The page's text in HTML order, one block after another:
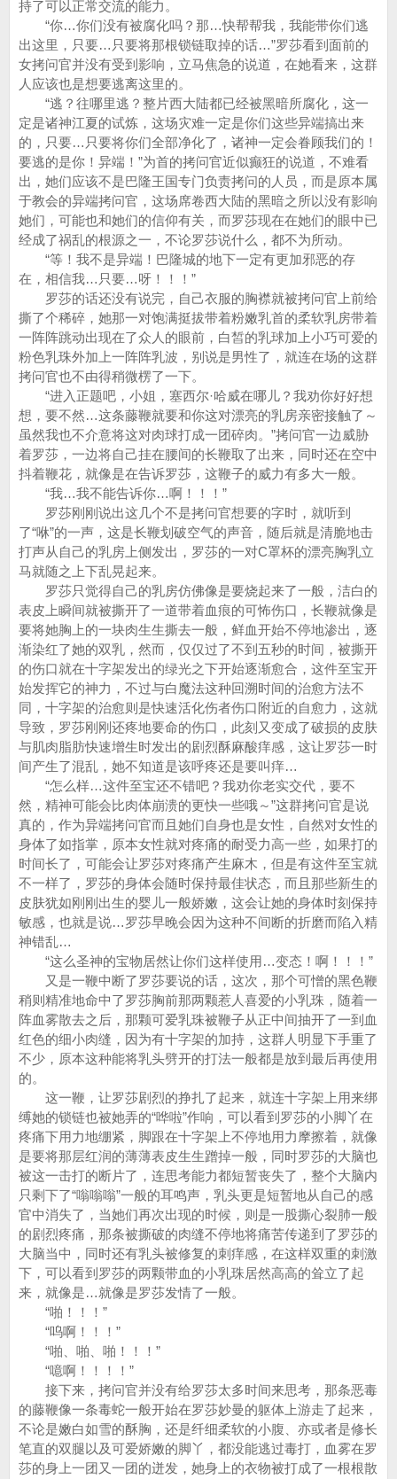
持了可以正常交流的能力。
“你…你们没有被腐化吗？那…快帮帮我，我能带你们逃
出这里，只要…只要将那根锁链取掉的话…”罗莎看到面前的
女拷问官并没有受到影响，立马焦急的说道，在她看来，这群
人应该也是想要逃离这里的。
“逃？往哪里逃？整片西大陆都已经被黑暗所腐化，这一
定是诸神江夏的试炼，这场灾难一定是你们这些异端搞出来
的，只要…只要将你们全部净化了，诸神一定会眷顾我们的！
要逃的是你！异端！”为首的拷问官近似癫狂的说道，不难看
出，她们应该不是巴隆王国专门负责拷问的人员，而是原本属
于教会的异端拷问官，这场席卷西大陆的黑暗之所以没有影响
她们，可能也和她们的信仰有关，而罗莎现在在她们的眼中已
经成了祸乱的根源之一，不论罗莎说什么，都不为所动。
“等！我不是异端！巴隆城的地下一定有更加邪恶的存
在，相信我…只要…呀！！！”
罗莎的话还没有说完，自己衣服的胸襟就被拷问官上前给
撕了个稀碎，她那一对饱满挺拔带着粉嫩乳首的柔软乳房带着
一阵阵跳动出现在了众人的眼前，白皙的乳球加上小巧可爱的
粉色乳珠外加上一阵阵乳波，别说是男性了，就连在场的这群
拷问官也不由得稍微楞了一下。
“进入正题吧，小姐，塞西尔·哈威在哪儿？我劝你好好想
想，要不然…这条藤鞭就要和你这对漂亮的乳房亲密接触了～
虽然我也不介意将这对肉球打成一团碎肉。”拷问官一边威胁
着罗莎，一边将自己挂在腰间的长鞭取了出来，同时还在空中
抖着鞭花，就像是在告诉罗莎，这鞭子的威力有多大一般。
“我…我不能告诉你…啊！！！”
罗莎刚刚说出这几个不是拷问官想要的字时，就听到
了“咻”的一声，这是长鞭划破空气的声音，随后就是清脆地击
打声从自己的乳房上侧发出，罗莎的一对C罩杯的漂亮胸乳立
马就随之上下乱晃起来。
罗莎只觉得自己的乳房仿佛像是要烧起来了一般，洁白的
表皮上瞬间就被撕开了一道带着血痕的可怖伤口，长鞭就像是
要将她胸上的一块肉生生撕去一般，鲜血开始不停地渗出，逐
渐染红了她的双乳，然而，仅仅过了不到五秒的时间，被撕开
的伤口就在十字架发出的绿光之下开始逐渐愈合，这件至宝开
始发挥它的神力，不过与白魔法这种回溯时间的治愈方法不
同，十字架的治愈则是快速活化伤者伤口附近的自愈力，这就
导致，罗莎刚刚还疼地要命的伤口，此刻又变成了破损的皮肤
与肌肉脂肪快速增生时发出的剧烈酥麻酸痒感，这让罗莎一时
间产生了混乱，她不知道是该呼疼还是要叫痒…
“怎么样…这件至宝还不错吧？我劝你老实交代，要不
然，精神可能会比肉体崩溃的更快一些哦～”这群拷问官是说
真的，作为异端拷问官而且她们自身也是女性，自然对女性的
身体了如指掌，原本女性就对疼痛的耐受力高一些，如果打的
时间长了，可能会让罗莎对疼痛产生麻木，但是有这件至宝就
不一样了，罗莎的身体会随时保持最佳状态，而且那些新生的
皮肤犹如刚刚出生的婴儿一般娇嫩，这会让她的身体时刻保持
敏感，也就是说…罗莎早晚会因为这种不间断的折磨而陷入精
神错乱…
“这么圣神的宝物居然让你们这样使用…变态！啊！！！”
又是一鞭中断了罗莎要说的话，这次，那个可憎的黑色鞭
稍则精准地命中了罗莎胸前那两颗惹人喜爱的小乳珠，随着一
阵血雾散去之后，那颗可爱乳珠被鞭子从正中间抽开了一到血
红色的细小肉缝，因为有十字架的加持，这群人明显下手重了
不少，原本这种能将乳头劈开的打法一般都是放到最后再使用
的。
这一鞭，让罗莎剧烈的挣扎了起来，就连十字架上用来绑
缚她的锁链也被她弄的“哗啦”作响，可以看到罗莎的小脚丫在
疼痛下用力地绷紧，脚跟在十字架上不停地用力摩擦着，就像
是要将那层红润的薄薄表皮生生蹭掉一般，同时罗莎的大脑也
被这一击打的断片了，连思考能力都短暂丧失了，整个大脑内
只剩下了“嗡嗡嗡”一般的耳鸣声，乳头更是短暂地从自己的感
官中消失了，当她们再次出现的时候，则是一股撕心裂肺一般
的剧烈疼痛，那条被撕破的肉缝不停地将痛苦传递到了罗莎的
大脑当中，同时还有乳头被修复的刺痒感，在这样双重的刺激
下，可以看到罗莎的两颗带血的小乳珠居然高高的耸立了起
来，就像是…就像是罗莎发情了一般。
“啪！！！”
“呜啊！！！”
“啪、啪、啪！！！”
“噫啊！！！！”
接下来，拷问官并没有给罗莎太多时间来思考，那条恶毒
的藤鞭像一条毒蛇一般开始在罗莎妙曼的躯体上游走了起来，
不论是嫩白如雪的酥胸，还是纤细柔软的小腹、亦或者是修长
笔直的双腿以及可爱娇嫩的脚丫，都没能逃过毒打，血雾在罗
莎的身上一团又一团的迸发，她身上的衣物被打成了一根根散